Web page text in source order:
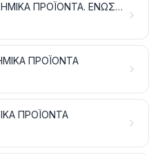
ΑΝΟΡΓΑΝΑ ΧΗΜΙΚΑ ΠΡΟΪΟΝΤΑ. ΕΝΩΣΕΙΣ ΑΝΟΡΓΑΝΕΣ Ή ΟΡΓΑΝΙΚΕΣ ΤΩΝ ΠΟΛΥΤΙΜΩΝ ΜΕΤΑΛΛΩΝ, ΤΩΝ ΡΑΔΙΕΝΕΡΓΩΝ ΣΤΟΙΧΕΙΩΝ, ΤΩΝ ΜΕΤΑΛΛΩΝ ΤΩΝ ΣΠΑΝΙΩΝ ΓΑΙΩΝ Ή ΤΩΝ ΙΣΟΤΟΠΩΝ
ΠΡΟΪΟΝΤΑ
ΠΡΟΪΟΝΤΑ